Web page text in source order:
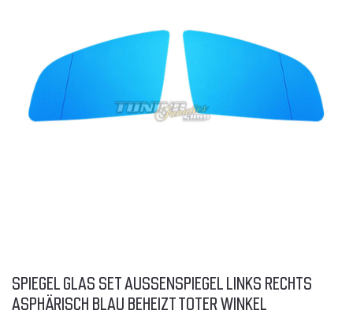
SPIEGEL GLAS SET AUSSENSPIEGEL LINKS RECHTS A
SPHÄRISCH BLAU BEHEIZT TOTER WINKEL